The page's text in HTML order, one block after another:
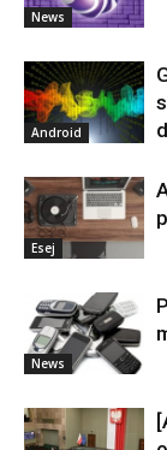
News
Android
Esej
News